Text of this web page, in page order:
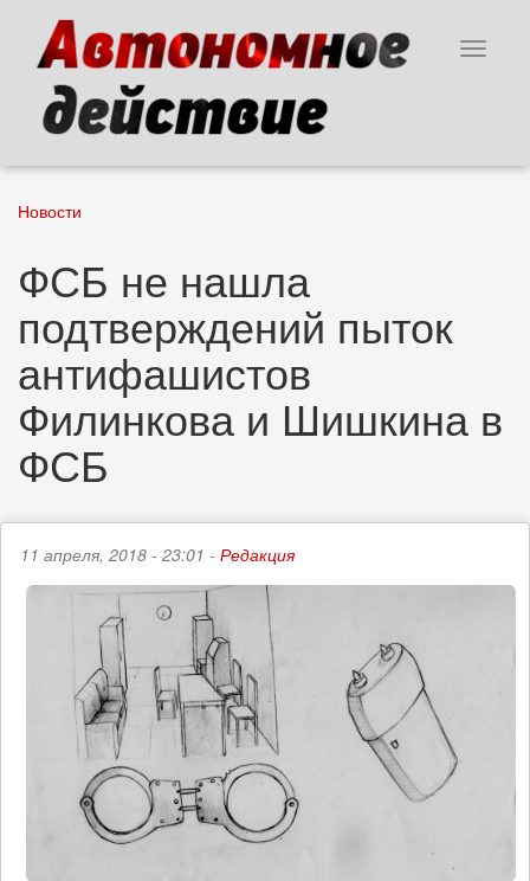
основному
содержанию
Toggle
Новости
ФСБ не нашла
подтверждений пыток
антифашистов
Филинкова и Шишкина в
ФСБ
11 апреля, 2018 - 23:01 - Редакция